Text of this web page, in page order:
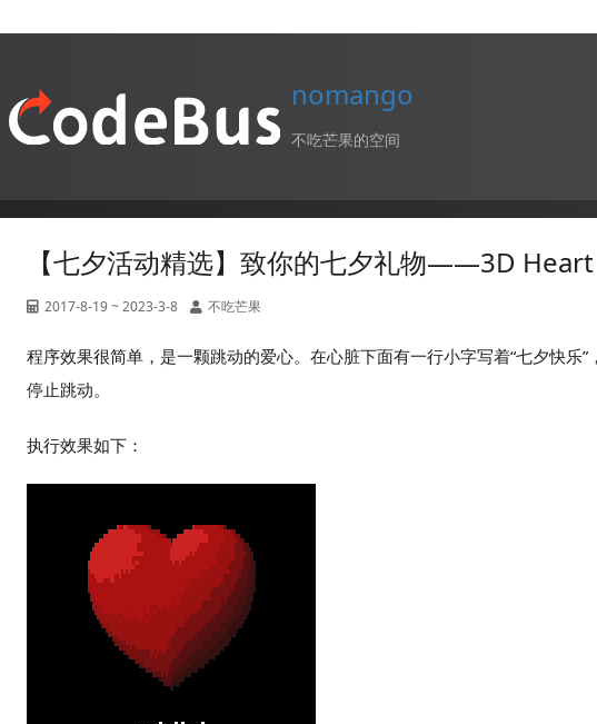
nomango
不吃芒果的空间
【七夕活动精选】致你的七夕礼物——3D
2017-8-19 ~ 2023-3-8 不吃芒果
程序效果很简单，是一颗跳动的爱心。在心脏下面有一行小字写着“七夕快
停止跳动。
执行效果如下：